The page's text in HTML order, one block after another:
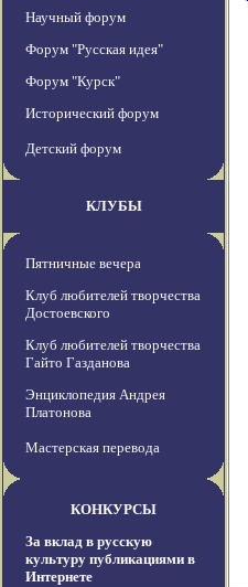
Научный форум
Форум "Русская идея"
Форум "Курск"
Исторический форум
Детский форум
КЛУБЫ
Пятничные вечера
Клуб любителей творчества
Достоевского
Клуб любителей творчества
Гайто Газданова
Энциклопедия Андрея
Платонова
Мастерская перевода
КОНКУРСЫ
За вклад в русскую
культуру публикациями в
Интернете